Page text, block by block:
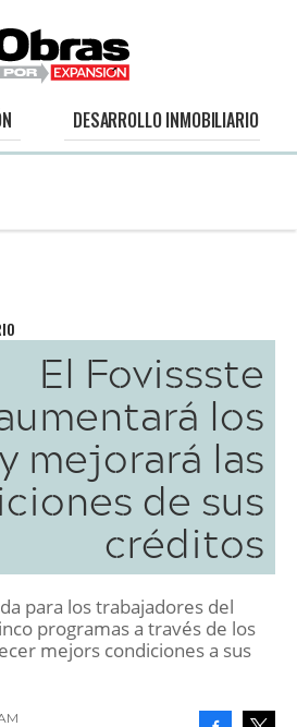
DESARROLLO INMOBILIARIO
El Fovissste
los
mejorará las
de sus
créditos
para los trabajadores del
programas a través de los
mejors condiciones a sus